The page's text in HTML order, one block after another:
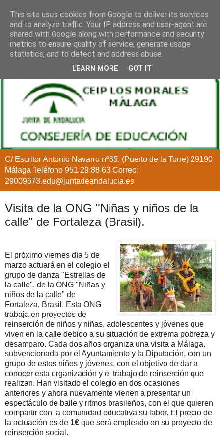
C/ Escritor Antonio Navarro nº35, (Puerto de la Torre) 29190
Málaga Teléfono 951 29 88 63 Correo:
29009673.edu@juntadeandalucia.es
Visita de la ONG "Niñas y niños de la
calle" de Fortaleza (Brasil).
El próximo viernes día 5 de
marzo actuará en el colegio el
grupo de danza "Estrellas de
la calle", de la ONG "Niñas y
niños de la calle" de
Fortaleza, Brasil. Esta ONG
trabaja en proyectos de
reinserción de niños y niñas, adolescentes y jóvenes que
viven en la calle debido a su situación de extrema pobreza y
desamparo. Cada dos años organiza una visita a Málaga,
subvencionada por el Ayuntamiento y la Diputación, con un
grupo de estos niños y jóvenes, con el objetivo de dar a
conocer esta organización y el trabajo de reinserción que
realizan. Han visitado el colegio en dos ocasiones
anteriores y ahora nuevamente vienen a presentar un
espectáculo de baile y ritmos brasileños, con el que quieren
compartir con la comunidad educativa su labor. El precio de
la actuación es de 1€ que será empleado en su proyecto de
reinserción social.
This site uses cookies from Google to deliver its services
and to analyze traffic. Your IP address and user-agent are
shared with Google along with performance and security
metrics to ensure quality of service, generate usage
statistics, and to detect and address abuse.
LEARN MORE GOT IT